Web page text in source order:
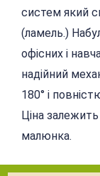
систем який
(ламель.)
офісних і
надійний механізм управління, обертає ламелі на
180° і
Ціна залежить від щільності тканини і складності
малюнка.